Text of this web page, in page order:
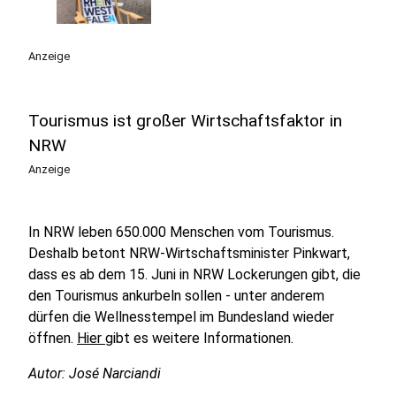
Anzeige
Tourismus ist großer Wirtschaftsfaktor in
NRW
Anzeige
In NRW leben 650.000 Menschen vom Tourismus.
Deshalb betont NRW-Wirtschaftsminister Pinkwart,
dass es ab dem 15. Juni in NRW Lockerungen gibt, die
den Tourismus ankurbeln sollen - unter anderem
dürfen die Wellnesstempel im Bundesland wieder
öffnen. Hier gibt es weitere Informationen.
Autor: José Narciandi